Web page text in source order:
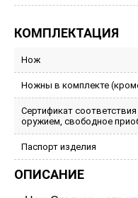
КОМПЛЕКТАЦИЯ
Нож
Ножны в комплекте
Сертификат
оружием, свободное
Паспорт изделия
ОПИСАНИЕ